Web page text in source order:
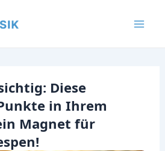
Diese
in Ihrem
Magnet für